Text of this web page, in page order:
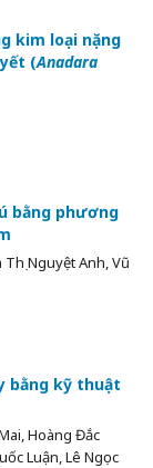
kim loại nặng
(Anadara
bằng phương
Nguyệt Anh, Vũ
bằng kỹ thuật
Hoàng Đắc
Luận, Lê Ngọc